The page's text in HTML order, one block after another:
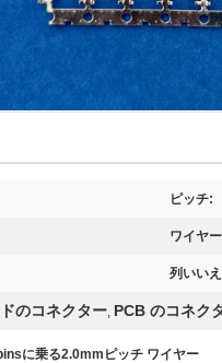
ピッチ:
ワイヤ
列いい
のコネクター, PCB のコネク
に乗る2.0mmピッチ ワイヤー